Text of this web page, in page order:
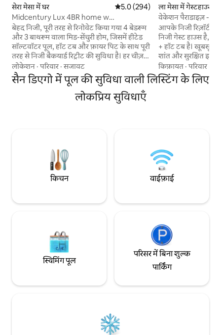
सेरा मेसा में घर औसत रेटिंग 5 में से 5.0, 294 समीक्षाएँ
5.0 (294)
Midcentury Lux 4BR home w
Pool/Spa/Cabana/Firepit
बेहद निजी, पूरी तरह से रिनोवेट किया गया 4 बेडरूम
और 3 बाथरूम वाला मिड-सेंचुरी होम, जिसमें हीटेड
सॉल्टवॉटर पूल, हॉट टब और फ़ायर पिट के साथ पूरी
तरह से निजी बैकयार्ड रिट्रीट की सुविधा है। हर चीज़
नई है, ऊपर से नीचे तक, अंदर से बाहर तक। बेड बेहद
शानदार हैं और उन पर 100% कॉटन की बेहद अच्छी
क्वॉलिटी की चादरें बिछी हुई हैं और बाथ टॉवल भी
उसी क्वॉलिटी के हैं। हमारी लिस्टिंग शहर के बीचोंबीच
एक सुरक्षित और दोस्ताना माहौल वाले इलाके में
लोकेशन ·परिवार ·सजावट
ला मेसा में गेस्टहाउस
वेकेशन पैराडाइज़ -
टब+फ़ायरपिट+EV
आपके निजी रिज़ॉर्ट
निजी गेस्ट हाउस है,
+ हॉट टब है। खूबसूरत
शांत और सुरक्षित इलाके में
डाउनटाउन, ला होया,
कन्वेंशन सेंटर + और
ड्राइव करके पहुँचें।
किफ़ायत ·परिवार
सैन डिएगो में पूल की सुविधा वाली लिस्टिंग के लिए
लोकप्रिय सुविधाएँ
किचन वाईफ़ाई
स्विमिंग पूल
परिसर में बिना शुल्क
पार्किंग